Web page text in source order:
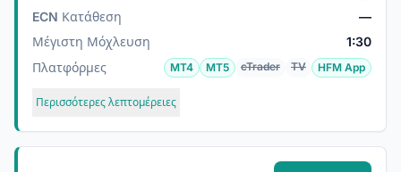
ECN Κατάθεση
—
Μέγιστη Μόχλευση
1:30
Πλατφόρμες
MT4 MT5 cTrader TV HFM App
Περισσότερες λεπτομέρειες